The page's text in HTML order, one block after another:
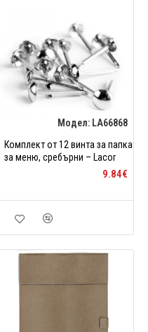
Модел: LA66868
Комплект от 12 винта за папка
за меню, сребърни – Lacor
9.84€